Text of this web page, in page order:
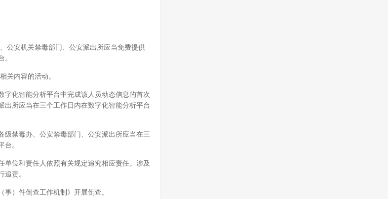
公安机关禁毒部门、公安派出所应当免费提供
关内容的活动。
化智能分析平台中完成该人员动态信息的首次
所应当在三个工作日内在数字化智能分析平台
禁毒办、公安禁毒部门、公安派出所应当在三
。
位和责任人依照有关规定追究相应责任。涉及
责。
）件倒查工作机制》开展倒查。